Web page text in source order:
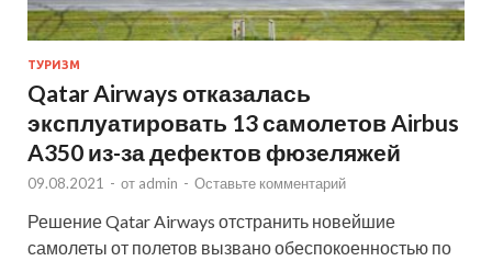
ТУРИЗМ
Qatar Airways отказалась
эксплуатировать 13 самолетов Airbus
A350 из-за дефектов фюзеляжей
09.08.2021 - от admin - Оставьте комментарий
Решение Qatar Airways отстранить новейшие
самолеты от полетов вызвано обеспокоенностью по